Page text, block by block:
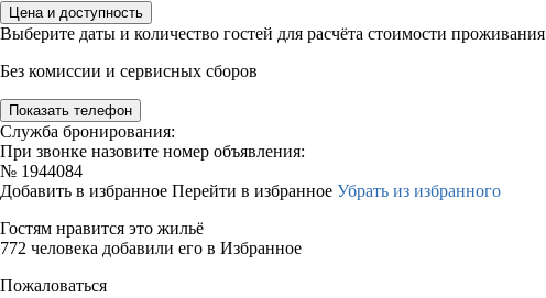
Цена и доступность
Выберите даты и количество гостей для расчёта стоимости проживания
Без комиссии и сервисных сборов
Показать телефон
Служба бронирования:
При звонке назовите номер объявления:
№ 1944084
Добавить в избранное Перейти в избранное Убрать из избранного
Гостям нравится это жильё
772 человека добавили его в Избранное
Пожаловаться